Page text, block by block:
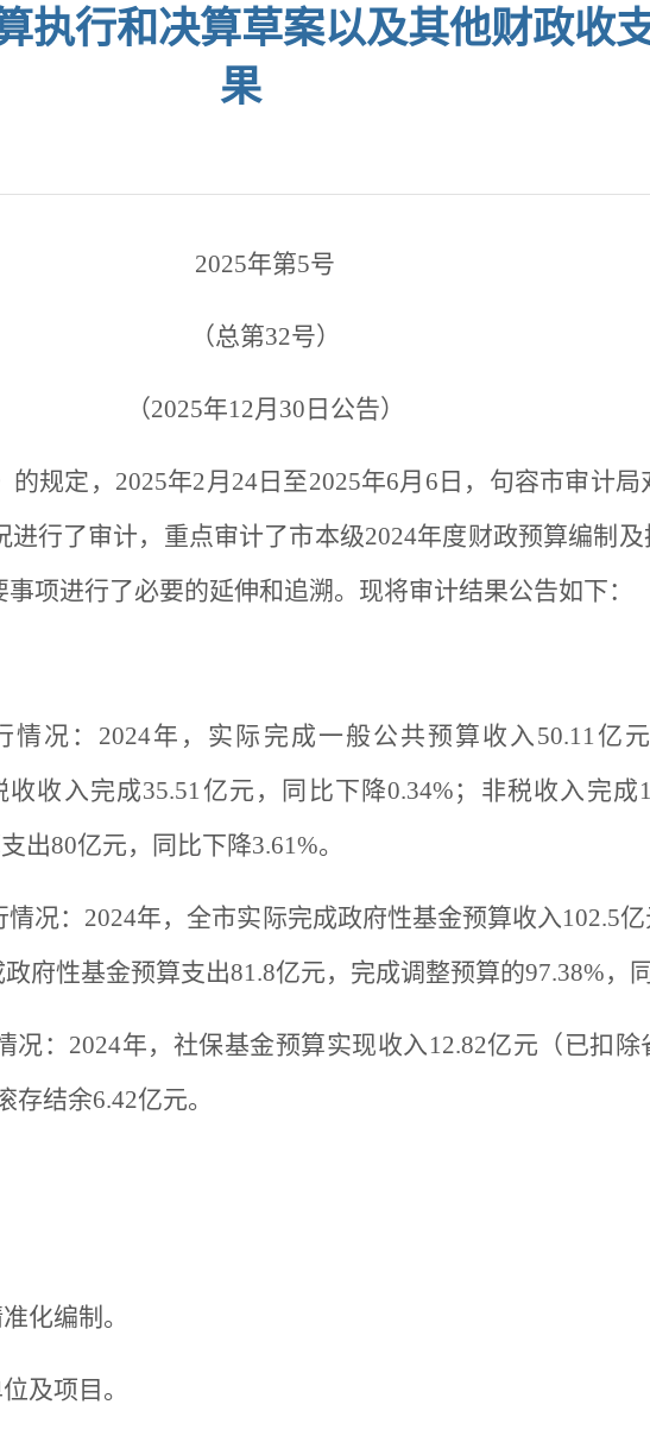
执行和决算草案以及其他财政收
果
2025年第5号
（总第32号）
（2025年12月30日公告）
规定，2025年2月24日至2025年6月6日，句容市审计局
行了审计，重点审计了市本级2024年度财政预算编制
项进行了必要的延伸和追溯。现将审计结果公告如下：
情况：2024年，实际完成一般公共预算收入50.11亿
收收入完成35.51亿元，同比下降0.34%；非税收入完成
出80亿元，同比下降3.61%。
情况：2024年，全市实际完成政府性基金预算收入102.5
府性基金预算支出81.8亿元，完成调整预算的97.38%，同
况：2024年，社保基金预算实现收入12.82亿元（已扣
结余6.42亿元。
化编制。
及项目。